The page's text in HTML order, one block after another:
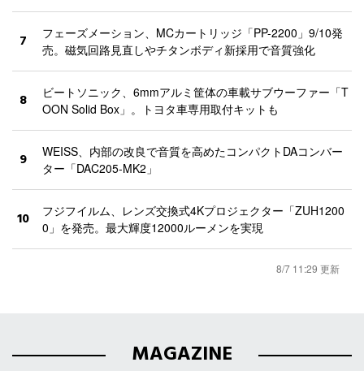
7
フェーズメーション、MCカートリッジ「PP-2200」9/10発
売。磁気回路見直しやチタンボディ新採用で音質強化
8
ビートソニック、6mmアルミ筐体の車載サブウーファー「T
OON Solid Box」。トヨタ車専用取付キットも
9
WEISS、内部の改良で音質を高めたコンパクトDAコンバー
ター「DAC205-MK2」
10
フジフイルム、レンズ交換式4Kプロジェクター「ZUH1200
0」を発売。最大輝度12000ルーメンを実現
8/7 11:29 更新
MAGAZINE